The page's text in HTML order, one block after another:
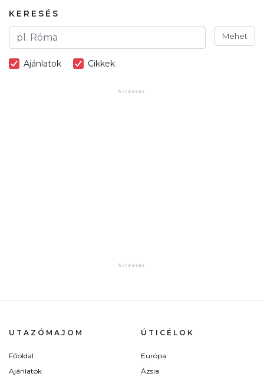
KERESÉS
Mehet
Ajánlatok Cikkek
UTAZÓMAJOM
Főoldal
Ajánlatok
ÚTICÉLOK
Európa
Ázsia